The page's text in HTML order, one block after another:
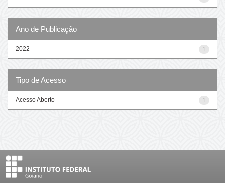
Ano de Publicação
1
2022
Tipo de Acesso
1
Acesso Aberto